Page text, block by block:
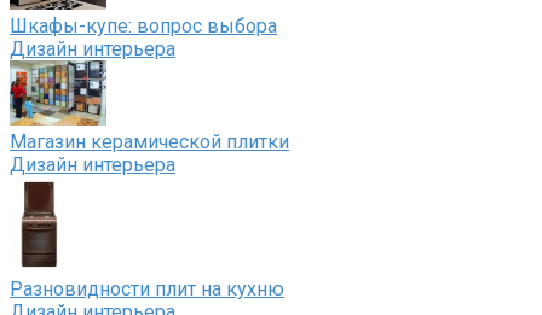
Шкафы-купе: вопрос выбора
Дизайн интерьера
Магазин керамической плитки
Дизайн интерьера
Разновидности плит на кухню